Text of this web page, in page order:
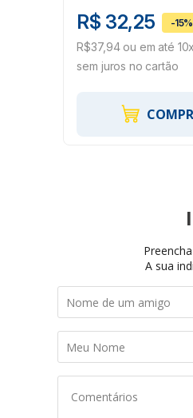
R$ 32,25
R$37,94 ou em até
sem juros no cartão
A sua